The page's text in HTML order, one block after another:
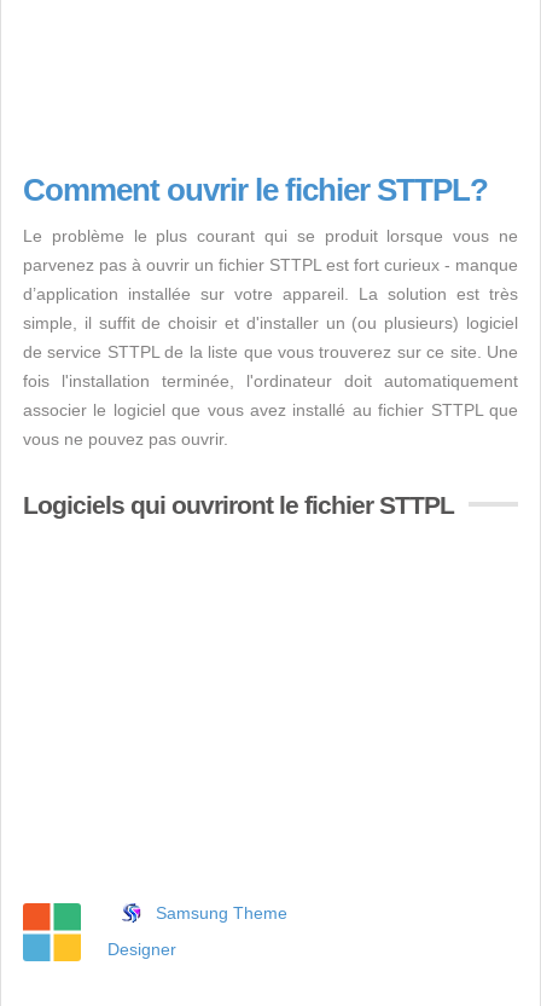
Comment ouvrir le fichier STTPL?
Le problème le plus courant qui se produit lorsque vous ne
parvenez pas à ouvrir un fichier STTPL est fort curieux - manque
d’application installée sur votre appareil. La solution est très
simple, il suffit de choisir et d'installer un (ou plusieurs) logiciel
de service STTPL de la liste que vous trouverez sur ce site. Une
fois l'installation terminée, l'ordinateur doit automatiquement
associer le logiciel que vous avez installé au fichier STTPL que
vous ne pouvez pas ouvrir.
Logiciels qui ouvriront le fichier STTPL
Samsung Theme
Designer